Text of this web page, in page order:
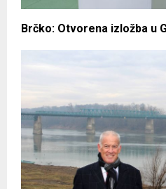
Brčko: Otvorena izložba u